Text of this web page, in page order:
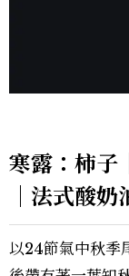
寒露：柿子
｜法式酸奶
以24節氣中秋季